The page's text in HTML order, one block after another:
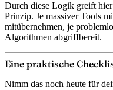
Durch diese Logik greift
Prinzip. Je massiver Tools
mitübernehmen, je
Algorithmen abgriffbereit.
Eine praktische
Nimm das noch heute für